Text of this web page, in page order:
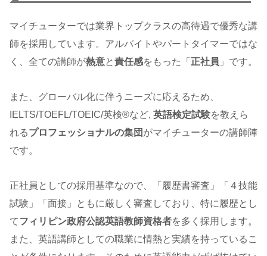
マイチューターでは業界トップクラスの高待遇で優秀な講
師を採用しています。アルバイトやパートタイマーではな
く、全ての講師が熱意と責任感をもった「 正社員 」です。
また、グローバル化に伴うニーズに応えるため、
IELTS/TOEFL/TOEIC/英検®など, 英語検定試験を教えら
れるプロフェッショナルの集団 がマイチューターの講師陣
です。
正社員としての採用基準なので、「履歴書審査」「４技能
試験」「面接」ともに厳しく審査しており、特に履歴とし
てフィリピン政府公認英語教師資格者を多く採用します。
また、英語講師としての職業に情熱と実績を持っているこ